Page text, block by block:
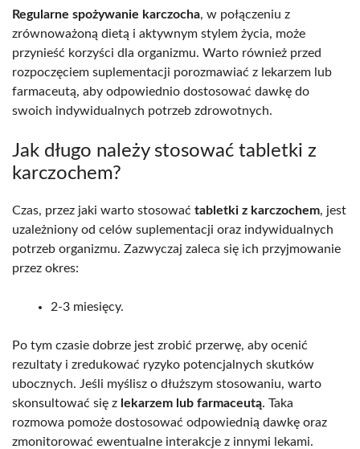
Regularne spożywanie karczocha, w połączeniu z
zrównoważoną dietą i aktywnym stylem życia, może
przynieść korzyści dla organizmu. Warto również przed
rozpoczęciem suplementacji porozmawiać z lekarzem lub
farmaceutą, aby odpowiednio dostosować dawkę do
swoich indywidualnych potrzeb zdrowotnych.
Jak długo należy stosować tabletki z
karczochem?
Czas, przez jaki warto stosować tabletki z karczochem, jest
uzależniony od celów suplementacji oraz indywidualnych
potrzeb organizmu. Zazwyczaj zaleca się ich przyjmowanie
przez okres:
2-3 miesięcy.
Po tym czasie dobrze jest zrobić przerwę, aby ocenić
rezultaty i zredukować ryzyko potencjalnych skutków
ubocznych. Jeśli myślisz o dłuższym stosowaniu, warto
skonsultować się z lekarzem lub farmaceutą. Taka
rozmowa pomoże dostosować odpowiednią dawkę oraz
zmonitorować ewentualne interakcje z innymi lekami.